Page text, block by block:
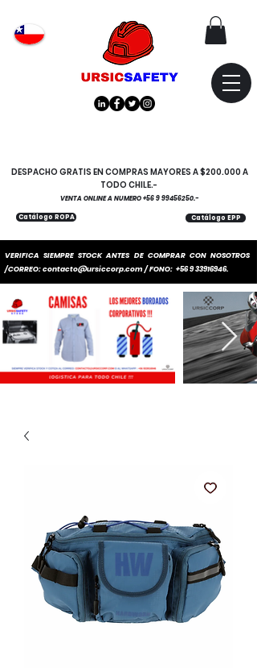
VERIFICA SIEMPRE STOCK ANTES DE COMPRAR CON NOSOTROS
/CORREO:contacto@ursiccorp.com/ FONO: +56 9 33916946.
Catálogo EPP
Catálogo ROPA
DESPACHO GRATIS EN COMPRAS MAYORES A $200.000 A
TODO CHILE.-
VENTA ONLINE A NUMERO+56 9 99456250.-